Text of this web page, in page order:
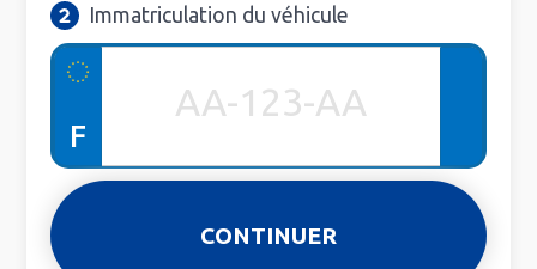
Immatriculation du véhicule
F